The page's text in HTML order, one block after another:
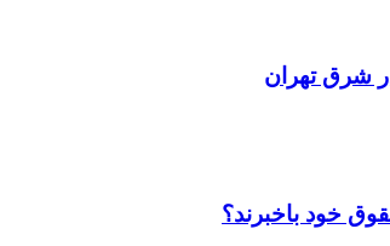
شرق تهران
خود باخبرند؟